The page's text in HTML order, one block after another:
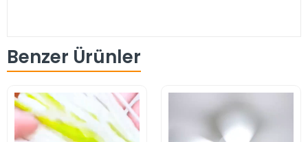
Benzer Ürünler